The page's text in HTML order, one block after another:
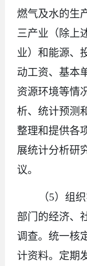
燃气及水的生
三产业（除上
业）和能源、
动工资、基本
资源环境等情
析、统计预测
整理和提供各
展统计分析研
议。
（5）组
部门的经济、
调查。统一核
计资料。定期